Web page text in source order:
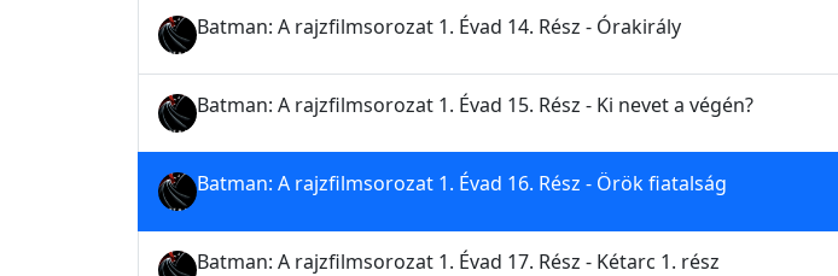
Batman: A rajzfilmsorozat 1. Évad 14. Rész - Órakirály
Batman: A rajzfilmsorozat 1. Évad 15. Rész - Ki nevet a végén?
Batman: A rajzfilmsorozat 1. Évad 16. Rész - Örök fiatalság
Batman: A rajzfilmsorozat 1. Évad 17. Rész - Kétarc 1. rész